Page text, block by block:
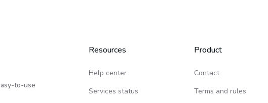
to-use
Resources
Help center
Services status
Product
Contact
Terms and rules